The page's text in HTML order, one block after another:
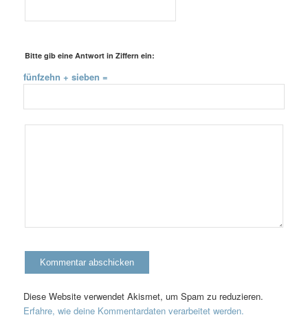
Bitte gib eine Antwort in Ziffern ein:
fünfzehn + sieben =
Diese Website verwendet Akismet, um Spam zu reduzieren.
Erfahre, wie deine Kommentardaten verarbeitet werden.